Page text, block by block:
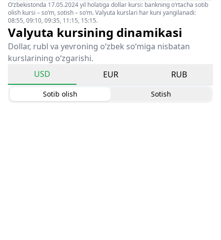
O‘zbekistonda 17.05.2024 yil holatiga dollar kursi: bankning o‘rtacha sotib
olish kursi – so‘m, sotish – so‘m. Valyuta kurslari har kuni yangilanadi:
08:55, 09:10, 09:35, 11:15, 15:15.
Valyuta kursining dinamikasi
Dollar, rubl va yevroning o‘zbek so‘miga nisbatan
kurslarining o‘zgarishi.
USD
EUR RUB
Sotib olish Sotish